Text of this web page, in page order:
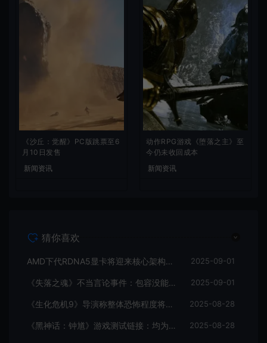
《沙丘：觉醒》PC版跳票至6
月10日发售
新闻资讯
动作RPG游戏《堕落之主》至
今仍未收回成本
新闻资讯
猜你喜欢
AMD下代RDNA5显卡将迎来核心架构大幅升级 2025-09-01
《失落之魂》不当言论事件：包容没能消解过激言论 2025-09-01
《生化危机9》导演称整体恐怖程度将进一步提升 2025-08-28
《黑神话：钟馗》游戏测试链接：均为骗子 2025-08-28